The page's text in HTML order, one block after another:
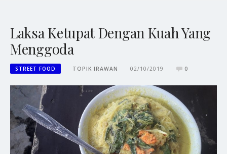
Laksa Ketupat Dengan Kuah Yang
Menggoda
STREET FOOD TOPIK IRAWAN 02/10/2019 0